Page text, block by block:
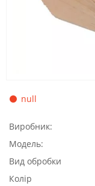
null
Виробник:
Модель:
Вид обробки
Колір